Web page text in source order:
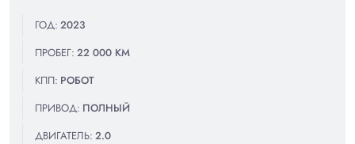
ГОД: 2023
ПРОБЕГ: 22 000 КМ
КПП: РОБОТ
ПРИВОД: ПОЛНЫЙ
ДВИГАТЕЛЬ: 2.0